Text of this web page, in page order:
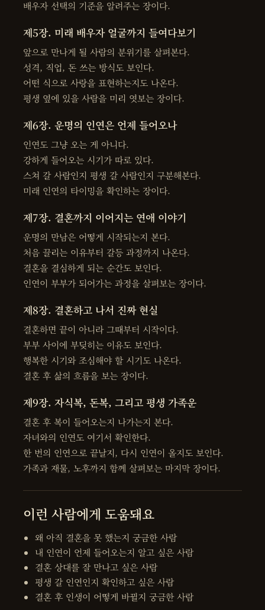
배우자 선택의 기준을 알려주는 장이다.
제5장. 미래 배우자 얼굴까지 들여다보기
앞으로 만나게 될 사람의 분위기를 살펴본다.
성격, 직업, 돈 쓰는 방식도 보인다.
어떤 식으로 사랑을 표현하는지도 나온다.
평생 옆에 있을 사람을 미리 엿보는 장이다.
제6장. 운명의 인연은 언제 들어오나
인연도 그냥 오는 게 아니다.
강하게 들어오는 시기가 따로 있다.
스쳐 갈 사람인지 평생 갈 사람인지 구분해본다.
미래 인연의 타이밍을 확인하는 장이다.
제7장. 결혼까지 이어지는 연애 이야기
운명의 만남은 어떻게 시작되는지 본다.
처음 끌리는 이유부터 갈등 과정까지 나온다.
결혼을 결심하게 되는 순간도 보인다.
인연이 부부가 되어가는 과정을 살펴보는 장이다.
제8장. 결혼하고 나서 진짜 현실
결혼하면 끝이 아니라 그때부터 시작이다.
부부 사이에 부딪히는 이유도 보인다.
행복한 시기와 조심해야 할 시기도 나온다.
결혼 후 삶의 흐름을 보는 장이다.
제9장. 자식복, 돈복, 그리고 평생 가족운
결혼 후 복이 들어오는지 나가는지 본다.
자녀와의 인연도 여기서 확인한다.
한 번의 인연으로 끝날지, 다시 인연이 올지도 보인다.
가족과 재물, 노후까지 함께 살펴보는 마지막 장이다.
이런 사람에게 도움돼요
왜 아직 결혼을 못 했는지 궁금한 사람
내 인연이 언제 들어오는지 알고 싶은 사람
결혼 상대를 잘 만나고 싶은 사람
평생 갈 인연인지 확인하고 싶은 사람
결혼 후 인생이 어떻게 바뀔지 궁금한 사람